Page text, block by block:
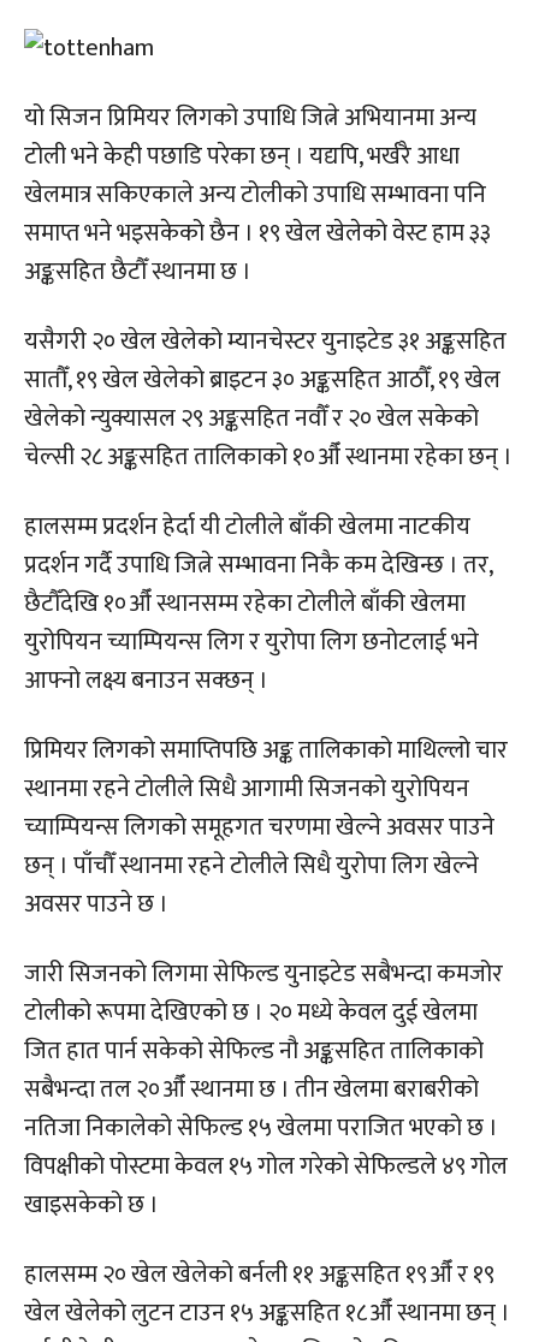
यो सिजन प्रिमियर लिगको उपाधि जित्ने अभियानमा अन्य
टोली भने केही पछाडि परेका छन् । यद्यपि, भर्खरै आधा
खेलमात्र सकिएकाले अन्य टोलीको उपाधि सम्भावना पनि
समाप्त भने भइसकेको छैन । १९ खेल खेलेको वेस्ट हाम ३३
अङ्कसहित छैटौँ स्थानमा छ ।
यसैगरी २० खेल खेलेको म्यानचेस्टर युनाइटेड ३१ अङ्कसहित
सातौँ, १९ खेल खेलेको ब्राइटन ३० अङ्कसहित आठौँ, १९ खेल
खेलेको न्युक्यासल २९ अङ्कसहित नवौँ र २० खेल सकेको
चेल्सी २८ अङ्कसहित तालिकाको १०औँ स्थानमा रहेका छन् ।
हालसम्म प्रदर्शन हेर्दा यी टोलीले बाँकी खेलमा नाटकीय
प्रदर्शन गर्दै उपाधि जित्ने सम्भावना निकै कम देखिन्छ । तर,
छैटौँदेखि १०औँ स्थानसम्म रहेका टोलीले बाँकी खेलमा
युरोपियन च्याम्पियन्स लिग र युरोपा लिग छनोटलाई भने
आफ्नो लक्ष्य बनाउन सक्छन् ।
प्रिमियर लिगको समाप्तिपछि अङ्क तालिकाको माथिल्लो चार
स्थानमा रहने टोलीले सिधै आगामी सिजनको युरोपियन
च्याम्पियन्स लिगको समूहगत चरणमा खेल्ने अवसर पाउने
छन् । पाँचौँ स्थानमा रहने टोलीले सिधै युरोपा लिग खेल्ने
अवसर पाउने छ ।
जारी सिजनको लिगमा सेफिल्ड युनाइटेड सबैभन्दा कमजोर
टोलीको रूपमा देखिएको छ । २० मध्ये केवल दुई खेलमा
जित हात पार्न सकेको सेफिल्ड नौ अङ्कसहित तालिकाको
सबैभन्दा तल २०औँ स्थानमा छ । तीन खेलमा बराबरीको
नतिजा निकालेको सेफिल्ड १५ खेलमा पराजित भएको छ ।
विपक्षीको पोस्टमा केवल १५ गोल गरेको सेफिल्डले ४९ गोल
खाइसकेको छ ।
हालसम्म २० खेल खेलेको बर्नली ११ अङ्कसहित १९औँ र १९
खेल खेलेको लुटन टाउन १५ अङ्कसहित १८औँ स्थानमा छन् ।